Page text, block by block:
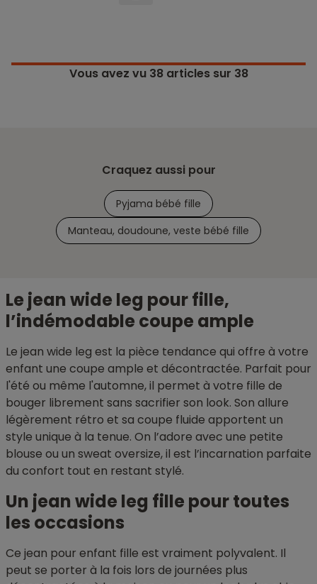
Vous avez vu 38articles sur 38
Craquez aussi pour
Pyjama bébé fille
Manteau, doudoune, veste bébé fille
Le jean wide leg pour fille,
l’indémodable coupe ample
Le jean wide leg est la pièce tendance qui offre à votre
enfant une coupe ample et décontractée. Parfait pour
l'été ou même l'automne, il permet à votre fille de
bouger librement sans sacrifier son look. Son allure
légèrement rétro et sa coupe fluide apportent un
style unique à la tenue. On l’adore avec une petite
blouse ou un sweat oversize, il est l’incarnation parfaite
du confort tout en restant stylé.
Un jean wide leg fille pour toutes
les occasions
Ce jean pour enfant fille est vraiment polyvalent. Il
peut se porter à la fois lors de journées plus